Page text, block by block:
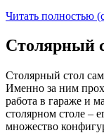
Читать полностью
Столярный
Столярный стол
Именно за ним
работа в гараже и
столярном столе –
множество